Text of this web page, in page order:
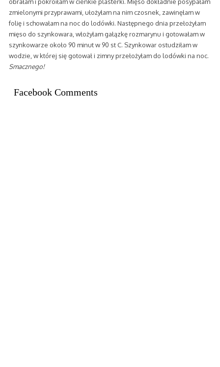
obrałam i pokroiłam w cienkie plasterki. Mięso dokładnie posypałam
zmielonymi przyprawami, ułożyłam na nim czosnek, zawinęłam w
folię i schowałam na noc do lodówki. Następnego dnia przełożyłam
mięso do szynkowara, włożyłam gałązkę rozmarynu i gotowałam w
szynkowarze około 90 minut w 90 st C. Szynkowar ostudziłam w
wodzie, w której się gotował i zimny przełożyłam do lodówki na noc.
Smacznego!
Facebook Comments